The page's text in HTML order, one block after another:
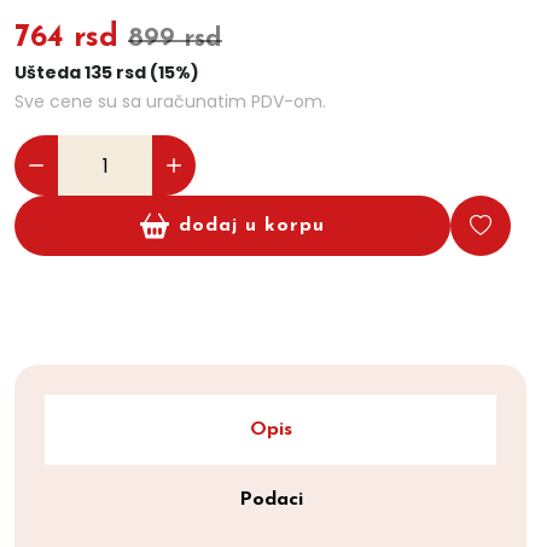
764 rsd 899 rsd
Ušteda 135 rsd (15%)
Sve cene su sa uračunatim PDV-om.
dodaj u korpu
Opis
Podaci